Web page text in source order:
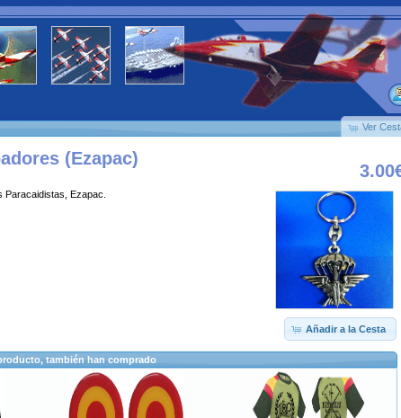
Ver
(Ezapac)
Paracaidistas, Ezapac.
Añadir a la Cesta
también han comprado